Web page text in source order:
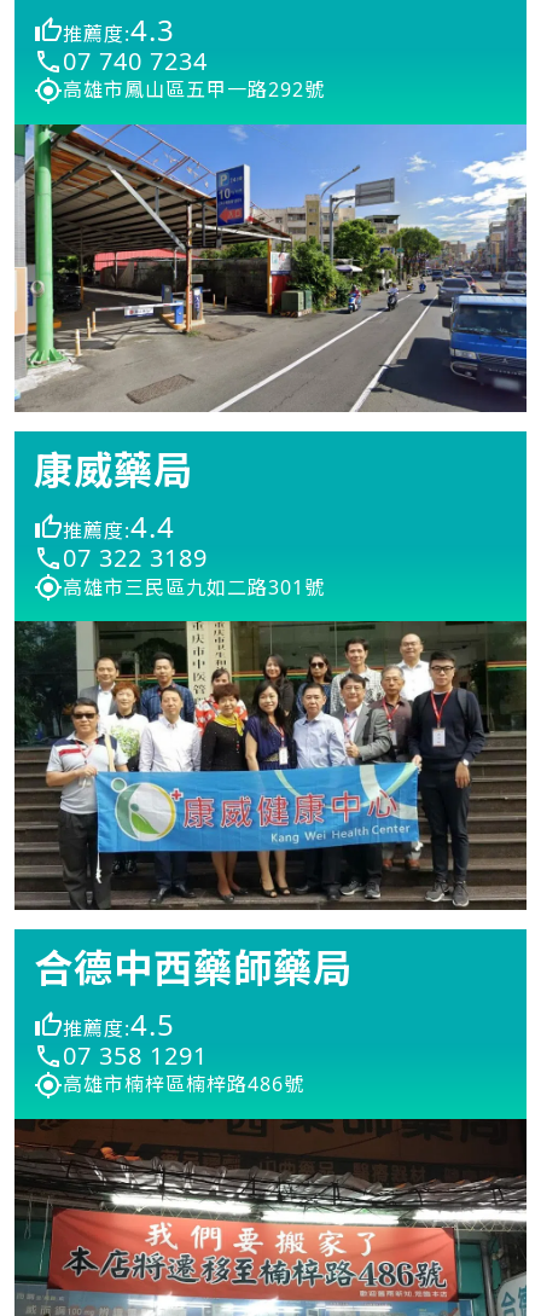
推薦度:4.3
07 740 7234
高雄市鳳山區五甲一路292號
康威藥局
推薦度:4.4
07 322 3189
高雄市三民區九如二路301號
合德中西藥師藥局
推薦度:4.5
07 358 1291
高雄市楠梓區楠梓路486號